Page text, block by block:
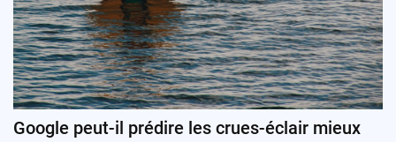
Google peut-il prédire les crues-éclair mieux